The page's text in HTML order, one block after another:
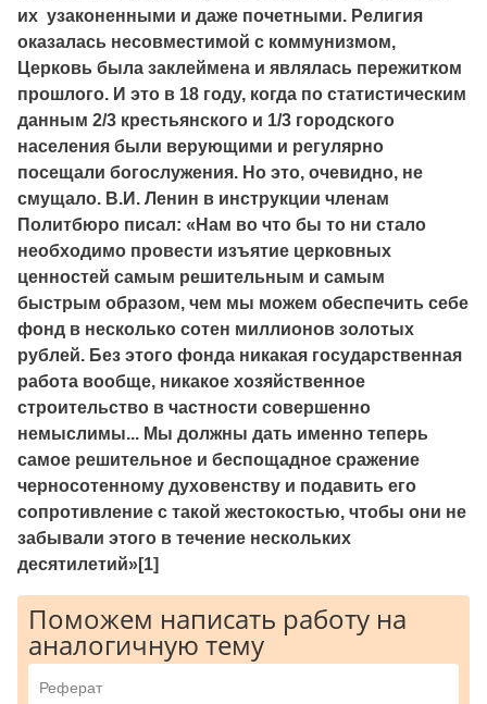
их узаконенными и даже почетными. Религия
оказалась несовместимой с коммунизмом,
Церковь была заклеймена и являлась пережитком
прошлого. И это в 18 году, когда по статистическим
данным 2/3 крестьянского и 1/3 городского
населения были верующими и регулярно
посещали богослужения. Но это, очевидно, не
смущало. В.И. Ленин в инструкции членам
Политбюро писал: «Нам во что бы то ни стало
необходимо провести изъятие церковных
ценностей самым решительным и самым
быстрым образом, чем мы можем обеспечить себе
фонд в несколько сотен миллионов золотых
рублей. Без этого фонда никакая государственная
работа вообще, никакое хозяйственное
строительство в частности совершенно
немыслимы... Мы должны дать именно теперь
самое решительное и беспощадное сражение
черносотенному духовенству и подавить его
сопротивление с такой жестокостью, чтобы они не
забывали этого в течение нескольких
десятилетий»[1]
Поможем написать работу на
аналогичную тему
Реферат